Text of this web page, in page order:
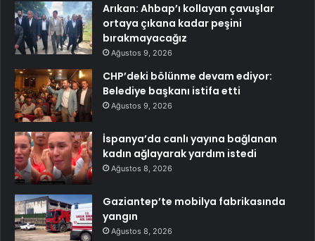
Arıkan: Ahbap’ı kollayan çavuşlar
ortaya çıkana kadar peşini
bırakmayacağız
Ağustos 9, 2026
CHP’deki bölünme devam ediyor:
Belediye başkanı istifa etti
Ağustos 9, 2026
İspanya’da canlı yayına bağlanan
kadın ağlayarak yardım istedi
Ağustos 8, 2026
Gaziantep’te mobilya fabrikasında
yangın
Ağustos 8, 2026